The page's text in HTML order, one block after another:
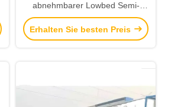
abnehmbarer Lowbed Semi-
Trailer mit Gänsehals
Erhalten Sie besten Preis